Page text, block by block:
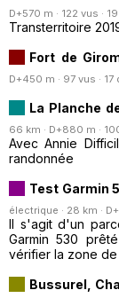
D+570 m · 122 vus ·
Transterritoire
Fort de
D+450 m · 97 vus · 17
La Planche
66 km · D+880 m ·
Avec Annie
randonnée
Test Garmin
électrique · 28 km ·
Il s'agit d'un
Garmin 530
vérifier la zone
Bussurel,